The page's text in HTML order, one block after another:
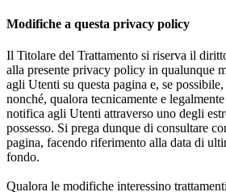
Modifiche a questa privacy policy
Il Titolare del Trattamento si riserva il
alla presente privacy policy in qualunque
agli Utenti su questa pagina e, se
nonché, qualora tecnicamente e
notifica agli Utenti attraverso uno degli
possesso. Si prega dunque di consultare
pagina, facendo riferimento alla data di
fondo.
Qualora le modifiche interessino